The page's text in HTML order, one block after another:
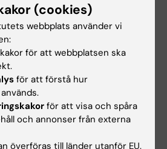
ska anges
om medel tidigare
ska handledarintyg som
med resan samt den
För den som
ska intyget
alternativt ska intyg ur
(cookies)
webbplats använder vi
kakor för att webbplatsen ska
för att förstå hur
för att visa och spåra
och annonser från externa
överföras till länder utanför EU.